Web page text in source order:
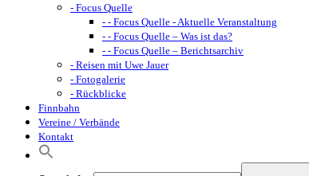
- Focus Quelle
- - Focus Quelle - Aktuelle Veranstaltung
- - Focus Quelle – Was ist das?
- - Focus Quelle – Berichtsarchiv
- Reisen mit Uwe Jauer
- Fotogalerie
- Rückblicke
Finnbahn
Vereine / Verbände
Kontakt